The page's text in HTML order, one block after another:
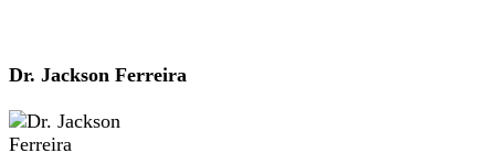
Dr. Jackson Ferreira